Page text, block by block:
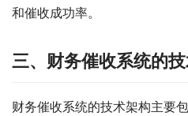
和催收成功率。
三、财务催收系统的
财务催收系统的技术架构主要